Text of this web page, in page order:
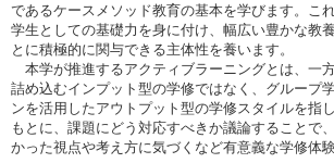
であるケースメソッド教育の基本を学びます。こ
学生としての基礎力を身に付け、幅広い豊かな教
とに積極的に関与できる主体性を養います。
本学が推進するアクティブラーニングとは、一
詰め込むインプット型の学修ではなく、グループ
ンを活用したアウトプット型の学修スタイルを指
もとに、課題にどう対応すべきか議論することで
かった視点や考え方に気づくなど有意義な学修体